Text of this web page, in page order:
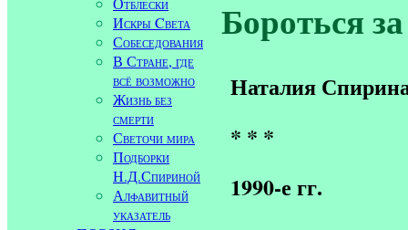
Искры Cвета
Собеседования
В Стране, где
всё возможно
Жизнь без
смерти
Светочи мира
Подборки
Н.Д.Спириной
Алфавитный
указатель
Бороться
Наталия
* * *
1990-е гг.